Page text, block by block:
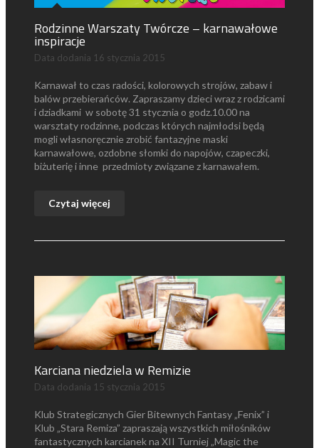
Rodzinne Warszaty Twórcze – karnawałowe
inspiracje
Data dodania 16 stycznia 2015
Karnawał to czas radości, kolorowych strojów, zabaw i
balów przebierańców. Zapraszamy dzieci wraz z rodzicami
i dziadkami w sobotę 31 stycznia o godz.10.00 na
warsztaty rodzinne, podczas których najmłodsi będą
mogli własnoręcznie zrobić fantazyjne maski
karnawałowe, ozdobne słomki do napojów, czapeczki,
biżuterię i inne przedmioty związane z karnawałem.
Czytaj więcej
Karciana niedziela w Remizie
Data dodania 15 stycznia 2015
Klub Strategicznych Gier Bitewnych Fantasy „Fenix” i
Klub „Stara Remiza” zapraszają wszystkich miłośników
fantastycznych karcianek na XII Turniej „Magic the